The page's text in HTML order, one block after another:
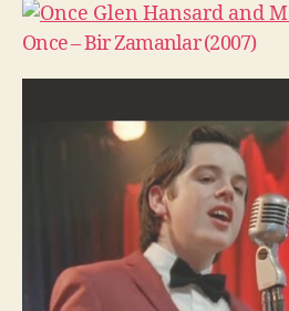
Once – Bir Zamanlar (2007)